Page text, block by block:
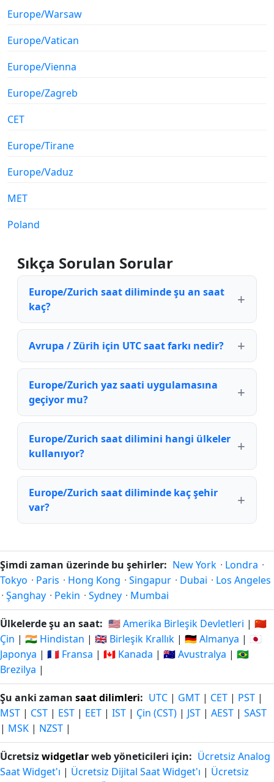
Europe/Warsaw
Europe/Vatican
Europe/Vienna
Europe/Zagreb
CET
Europe/Tirane
Europe/Vaduz
MET
Poland
Sıkça Sorulan Sorular
Europe/Zurich saat diliminde şu an saat
kaç?
Avrupa / Zürih için UTC saat farkı nedir?
Europe/Zurich yaz saati uygulamasına
geçiyor mu?
Europe/Zurich saat dilimini hangi ülkeler
kullanıyor?
Europe/Zurich saat diliminde kaç şehir
var?
Şimdi zaman üzerinde bu şehirler: New York · Londra ·
Tokyo · Paris · Hong Kong · Singapur · Dubai · Los Angeles
· Şanghay · Pekin · Sydney · Mumbai
Ülkelerde şu an saat: 🇺🇸 Amerika Birleşik Devletleri | 🇨🇳
Çin | 🇮🇳 Hindistan | 🇬🇧 Birleşik Krallık | 🇩🇪 Almanya | 🇯🇵
Japonya | 🇫🇷 Fransa | 🇨🇦 Kanada | 🇦🇺 Avustralya | 🇧🇷
Brezilya |
Şu anki zaman saat dilimleri: UTC | GMT | CET | PST |
MST | CST | EST | EET | IST | Çin (CST) | JST | AEST | SAST
| MSK | NZST |
Ücretsizwidgetlarweb yöneticileri için: Ücretsiz Analog
Saat Widget'ı | Ücretsiz Dijital Saat Widget'ı | Ücretsiz